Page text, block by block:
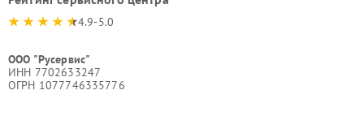
4.9-5.0
ООО "Русервис"
ИНН 7702633247
ОГРН 1077746335776